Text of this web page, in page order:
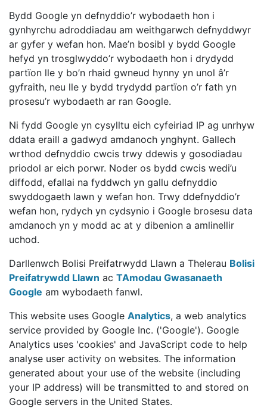
Bydd Google yn defnyddio’r wybodaeth hon i
gynhyrchu adroddiadau am weithgarwch defnyddwyr
ar gyfer y wefan hon. Mae’n bosibl y bydd Google
hefyd yn trosglwyddo’r wybodaeth hon i drydydd
partïon lle y bo’n rhaid gwneud hynny yn unol â’r
gyfraith, neu lle y bydd trydydd partïon o’r fath yn
prosesu’r wybodaeth ar ran Google.
Ni fydd Google yn cysylltu eich cyfeiriad IP ag unrhyw
ddata eraill a gadwyd amdanoch ynghynt. Gallech
wrthod defnyddio cwcis trwy ddewis y gosodiadau
priodol ar eich porwr. Noder os bydd cwcis wedi’u
diffodd, efallai na fyddwch yn gallu defnyddio
swyddogaeth lawn y wefan hon. Trwy ddefnyddio’r
wefan hon, rydych yn cydsynio i Google brosesu data
amdanoch yn y modd ac at y dibenion a amlinellir
uchod.
Darllenwch Bolisi Preifatrwydd Llawn a Thelerau Bolisi
Preifatrywdd Llawn ac TAmodau Gwasanaeth
Google am wybodaeth fanwl.
This website uses Google Analytics, a web analytics
service provided by Google Inc. ('Google'). Google
Analytics uses 'cookies' and JavaScript code to help
analyse user activity on websites. The information
generated about your use of the website (including
your IP address) will be transmitted to and stored on
Google servers in the United States.